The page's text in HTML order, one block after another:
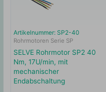
Artikelnummer: SP2-40
Rohrmotoren Serie SP
SELVE Rohrmotor SP2 40
Nm, 17U/min, mit
mechanischer
Endabschaltung